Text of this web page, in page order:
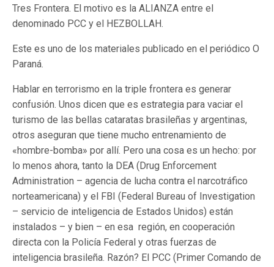
Tres Frontera. El motivo es la ALIANZA entre el
denominado PCC y el HEZBOLLAH.
Este es uno de los materiales publicado en el periódico O
Paraná.
Hablar en terrorismo en la triple frontera es generar
confusión. Unos dicen que es estrategia para vaciar el
turismo de las bellas cataratas brasileñas y argentinas,
otros aseguran que tiene mucho entrenamiento de
«hombre-bomba» por allí. Pero una cosa es un hecho: por
lo menos ahora, tanto la DEA (Drug Enforcement
Administration – agencia de lucha contra el narcotráfico
norteamericana) y el FBI (Federal Bureau of Investigation
– servicio de inteligencia de Estados Unidos) están
instalados – y bien – en esa región, en cooperación
directa con la Policía Federal y otras fuerzas de
inteligencia brasileña. Razón? El PCC (Primer Comando de